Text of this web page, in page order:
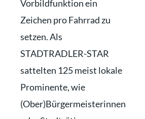
Vorbildfunktion ein
Zeichen pro Fahrrad zu
setzen. Als
STADTRADLER-STAR
sattelten 125 meist lokale
Prominente, wie
(Ober)Bürgermeisterinnen